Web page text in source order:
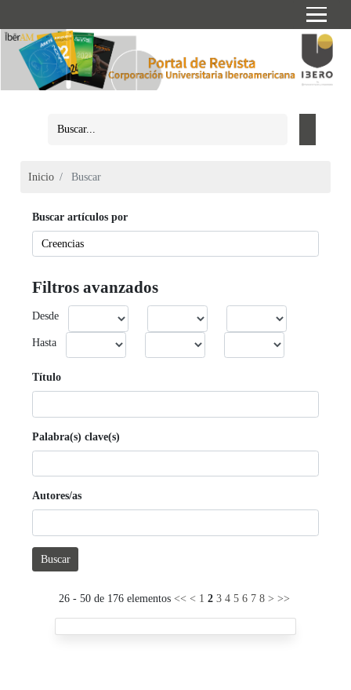
Inicio Buscar
Buscar artículos por
Filtros avanzados
Desde
Hasta
Título
Palabra(s) clave(s)
Autores/as
Buscar
26 - 50 de 176 elementos << < 1 2 3 4 5 6 7 8 > >>